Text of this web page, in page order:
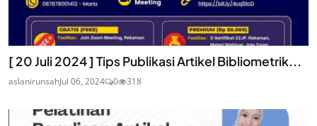
[ 20 Juli 2024 ] Tips Publikasi Artikel Bibliometrik...
aslanirunsahJul 06, 2024 0 318